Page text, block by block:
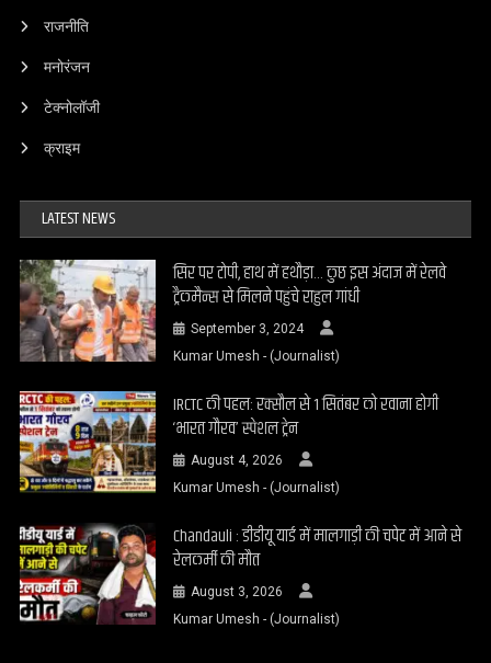
राजनीति
मनोरंजन
टेक्नोलॉजी
क्राइम
LATEST NEWS
सिर पर टोपी, हाथ में हथौड़ा… कुछ इस अंदाज में रेलवे
ट्रैकमैन्स से मिलने पहुंचे राहुल गांधी
September 3, 2024
Kumar Umesh - (Journalist)
IRCTC की पहल: रक्सौल से 1 सितंबर को रवाना होगी
‘भारत गौरव’ स्पेशल ट्रेन
August 4, 2026
Kumar Umesh - (Journalist)
Chandauli : डीडीयू यार्ड में मालगाड़ी की चपेट में आने से
रेलकर्मी की मौत
August 3, 2026
Kumar Umesh - (Journalist)